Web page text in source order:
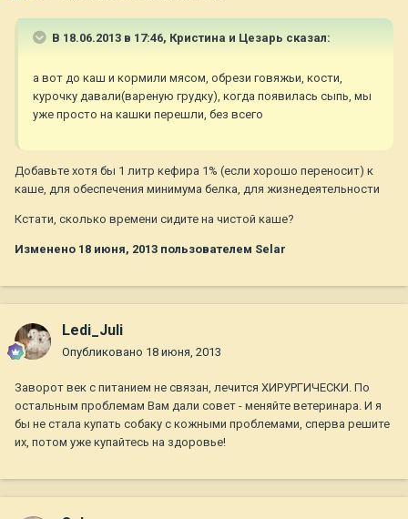
В 18.06.2013 в 17:46, Кристина и Цезарь сказал:
а вот до каш и кормили мясом, обрези говяжьи, кости,
курочку давали(вареную грудку), когда появилась сыпь, мы
уже просто на кашки перешли, без всего
Добавьте хотя бы 1 литр кефира 1% (если хорошо переносит) к
каше, для обеспечения минимума белка, для жизнедеятельности
Кстати, сколько времени сидите на чистой каше?
Изменено 18 июня, 2013 пользователем Selar
Ledi_Juli
Опубликовано 18 июня, 2013
Заворот век с питанием не связан, лечится ХИРУРГИЧЕСКИ. По
остальным проблемам Вам дали совет - меняйте ветеринара. И я
бы не стала купать собаку с кожными проблемами, сперва решите
их, потом уже купайтесь на здоровье!